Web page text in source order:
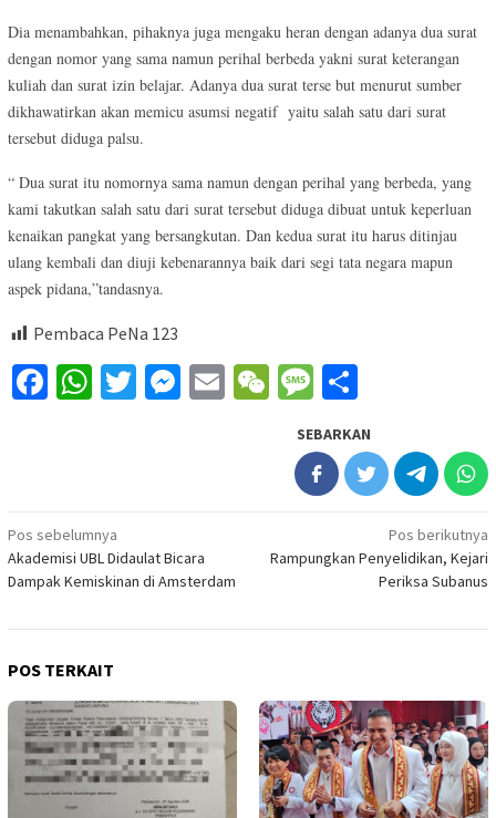
Dia menambahkan, pihaknya juga mengaku heran dengan adanya dua surat
dengan nomor yang sama namun perihal berbeda yakni surat keterangan
kuliah dan surat izin belajar. Adanya dua surat terse but menurut sumber
dikhawatirkan akan memicu asumsi negatif yaitu salah satu dari surat
tersebut diduga palsu.
“ Dua surat itu nomornya sama namun dengan perihal yang berbeda, yang
kami takutkan salah satu dari surat tersebut diduga dibuat untuk keperluan
kenaikan pangkat yang bersangkutan. Dan kedua surat itu harus ditinjau
ulang kembali dan diuji kebenarannya baik dari segi tata negara mapun
aspek pidana,”tandasnya.
Pembaca PeNa 123
Facebook
WhatsApp
Twitter
Messenger
EmailWeChatMessage
SEBARKAN
Navigasi
pos
Pos sebelumnya
Akademisi UBL Didaulat Bicara
Dampak Kemiskinan di Amsterdam
Pos berikutnya
Rampungkan Penyelidikan, Kejari
Periksa Subanus
POS TERKAIT